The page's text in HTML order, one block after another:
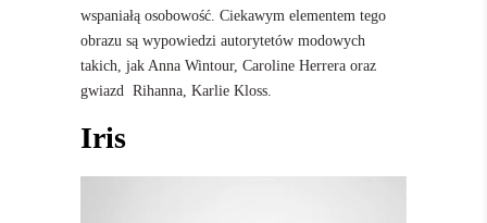
wspaniałą osobowość. Ciekawym elementem tego
obrazu są wypowiedzi autorytetów modowych
takich, jak Anna Wintour, Caroline Herrera oraz
gwiazd Rihanna, Karlie Kloss.
Iris